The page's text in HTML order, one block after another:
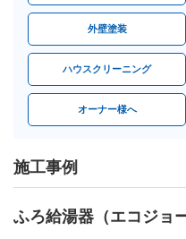
外壁塗装
ハウスクリーニング
オーナー様へ
施工事例
ふろ給湯器（エコジョ